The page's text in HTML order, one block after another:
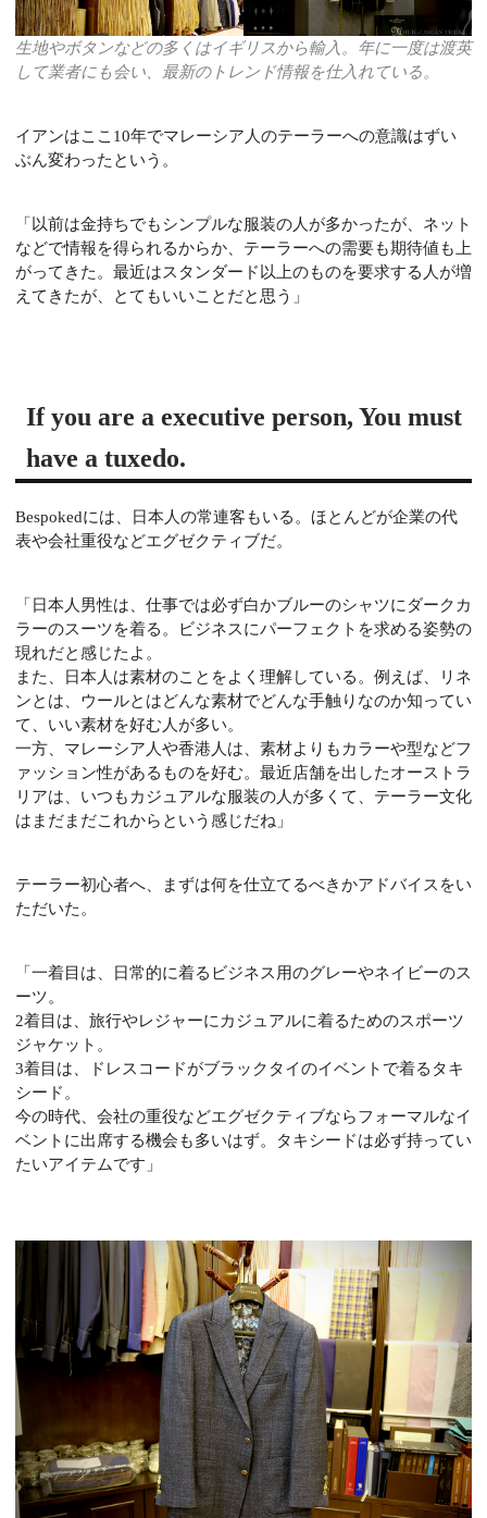
生地やボタンなどの多くはイギリスから輸入。年に一度は渡英
して業者にも会い、最新のトレンド情報を仕入れている。
イアンはここ10年でマレーシア人のテーラーへの意識はずい
ぶん変わったという。
「以前は金持ちでもシンプルな服装の人が多かったが、ネット
などで情報を得られるからか、テーラーへの需要も期待値も上
がってきた。最近はスタンダード以上のものを要求する人が増
えてきたが、とてもいいことだと思う」
If you are a executive person, You must
have a tuxedo.
Bespokedには、日本人の常連客もいる。 ほとんどが企業の代
表や会社重役などエグゼクティブだ。
「日本人男性は、仕事では必ず白かブルーのシャツにダークカ
ラーのスーツを着る。ビジネスにパーフェクトを求める姿勢の
現れだと感じたよ。
また、日本人は素材のことをよく理解している。例えば、リネ
ンとは、ウールとはどんな素材でどんな手触りなのか知ってい
て、いい素材を好む人が多い。
一方、マレーシア人や香港人は、素材よりもカラーや型などフ
ァッション性があるものを好む。最近店舗を出したオーストラ
リアは、いつもカジュアルな服装の人が多くて、テーラー文化
はまだまだこれからという感じだね」
テーラー初心者へ、まずは何を仕立てるべきかアドバイスをい
ただいた。
「一着目は、日常的に着るビジネス用のグレーやネイビーのス
ーツ。
2着目は、旅行やレジャーにカジュアルに着るためのスポーツ
ジャケット。
3着目は、ドレスコードがブラックタイのイベントで着るタキ
シード。
今の時代、会社の重役などエグゼクティブならフォーマルなイ
ベントに出席する機会も多いはず。タキシードは必ず持ってい
たいアイテムです」